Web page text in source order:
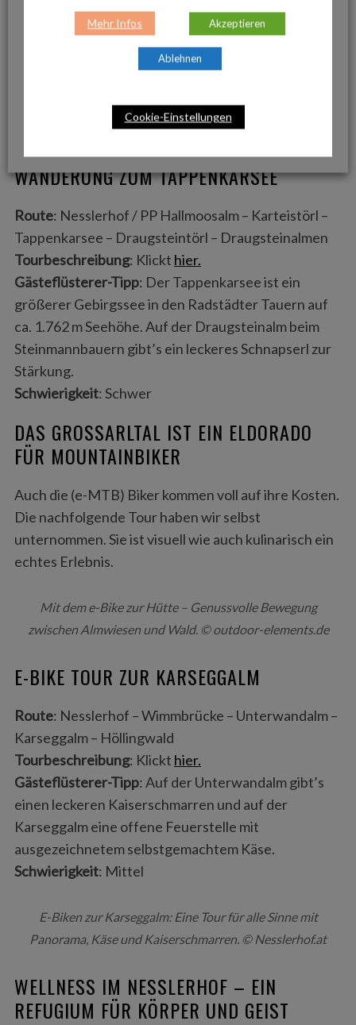
gute Almjause.
Schwierigkeit: Mittel
und regionale Schmankerln auf Wanderer warten. ©
Nesslerhof.at
WANDERUNG ZUM TAPPENKARSEE
Route: Nesslerhof / PP Hallmoosalm – Karteistörl –
Tappenkarsee – Draugsteintörl – Draugsteinalmen
Tourbeschreibung: Klickt hier.
Gästeflüsterer-Tipp: Der Tappenkarsee ist ein
größerer Gebirgssee in den Radstädter Tauern auf
ca. 1.762 m Seehöhe. Auf der Draugsteinalm beim
Steinmannbauern gibt’s ein leckeres Schnapserl zur
Stärkung.
Schwierigkeit: Schwer
DAS GROSSARLTAL IST EIN ELDORADO F
ÜR MOUNTAINBIKER
Auch die (e-MTB) Biker kommen voll auf ihre Kosten.
Die nachfolgende Tour haben wir selbst
unternommen. Sie ist visuell wie auch kulinarisch ein
echtes Erlebnis.
Mit dem e-Bike zur Hütte – Genussvolle Bewegung
zwischen Almwiesen und Wald. © outdoor-elements.de
E-BIKE TOUR ZUR KARSEGGALM
Route: Nesslerhof – Wimmbrücke – Unterwandalm –
Karseggalm – Höllingwald
Tourbeschreibung: Klickt hier.
Gästeflüsterer-Tipp: Auf der Unterwandalm gibt’s
einen leckeren Kaiserschmarren und auf der
Karseggalm eine offene Feuerstelle mit
ausgezeichnetem selbstgemachtem Käse.
Schwierigkeit: Mittel
E-Biken zur Karseggalm: Eine Tour für alle Sinne mit
Panorama, Käse und Kaiserschmarren. © Nesslerhof.at
WELLNESS IM NESSLERHOF – EIN
REFUGIUM FÜR KÖRPER UND GEIST
Mehr Infos Akzeptieren
Ablehnen
Cookie-Einstellungen